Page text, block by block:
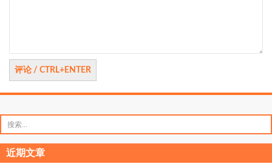
索：
近期文章